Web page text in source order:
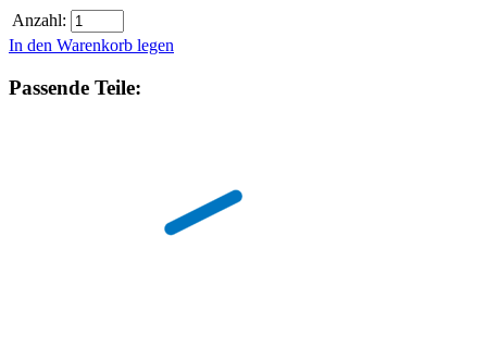
Anzahl:
In den Warenkorb legen
Passende Teile: